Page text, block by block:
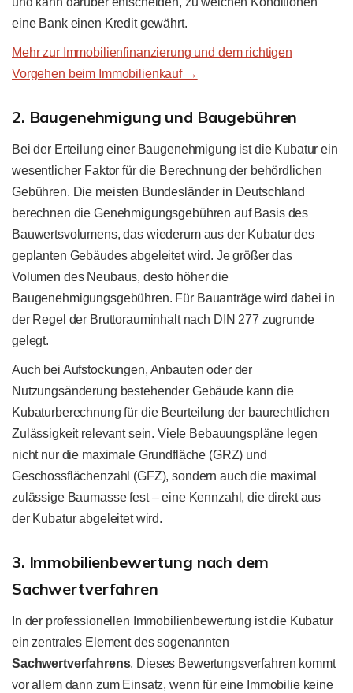
eine Bank einen Kredit gewährt.
Mehr zur Immobilienfinanzierung und dem richtigen
Vorgehen beim Immobilienkauf →
2. Baugenehmigung und Baugebühren
Bei der Erteilung einer Baugenehmigung ist die Kubatur ein
wesentlicher Faktor für die Berechnung der behördlichen
Gebühren. Die meisten Bundesländer in Deutschland
berechnen die Genehmigungsgebühren auf Basis des
Bauwertsvolumens, das wiederum aus der Kubatur des
geplanten Gebäudes abgeleitet wird. Je größer das
Volumen des Neubaus, desto höher die
Baugenehmigungsgebühren. Für Bauanträge wird dabei in
der Regel der Bruttorauminhalt nach DIN 277 zugrunde
gelegt.
Auch bei Aufstockungen, Anbauten oder der
Nutzungsänderung bestehender Gebäude kann die
Kubaturberechnung für die Beurteilung der baurechtlichen
Zulässigkeit relevant sein. Viele Bebauungspläne legen
nicht nur die maximale Grundfläche (GRZ) und
Geschossflächenzahl (GFZ), sondern auch die maximal
zulässige Baumasse fest – eine Kennzahl, die direkt aus
der Kubatur abgeleitet wird.
3. Immobilienbewertung nach dem
Sachwertverfahren
In der professionellen Immobilienbewertung ist die Kubatur
ein zentrales Element des sogenannten
Sachwertverfahrens. Dieses Bewertungsverfahren kommt
vor allem dann zum Einsatz, wenn für eine Immobilie keine